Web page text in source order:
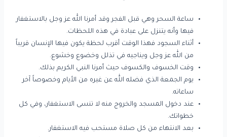
ساعة السحر وهي قبل الفجر وقد أمرنا الله عز وجل بالاستغفار
فيها وأنه يتنزل على عبادة في هذه اللحظات.
أثناء السجود فهذا الوقت أقرب لحظة يكون فيها الإنسان قريباً
من الله عز وجل ويناجيه في تذلل وخضوع وخشوع.
وقت الخسوف والكسوف حيث أمرنا النبي الكريم بذلك.
يوم الجمعة الذي فضله الله عن غيره من الأيام وخصوصاً آخر
ساعاته.
عند دخول المسجد والخروج منه لا تنسى الاستغفار، وفي كل
خطواتك.
بعد الانتهاء من كل صلاة مستحب فيه الاستغفار.